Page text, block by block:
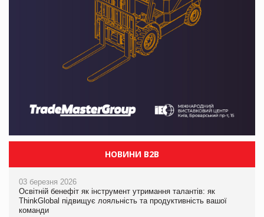
НОВИНИ B2B
03 березня 2026
Освітній бенефіт як інструмент утримання талантів: як
ThinkGlobal підвищує лояльність та продуктивність вашої
команди